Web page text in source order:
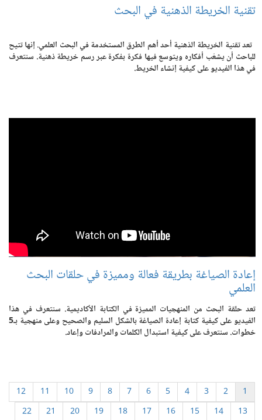
تقنية الخريطة الذهنية في البحث
تعد تقنية الخريطة الذهنية أحد أهم الطرق المستخدمة في البحث العلمي. إنها تتيح
للباحث أن يشعّب أفكاره ويتوسع فيها فكرة بفكرة عبر رسم خريطة ذهنية. سنتعرف
في هذا الفيديو على كيفية إنشاء الخريط.
إعادة الصياغة بطريقة فعالة ومميزة في حلقات البحث
العلمي
تعد حلقة البحث من المنهجيات المميزة في الكتابة الأكاديمية. سنتعرف في هذا
الفيديو على كيفية كتابة إعادة الصياغة بالشكل السليم والصحيح وعلى منهجية بـ5
خطوات. سنتعرف على كيفية استبدال الكلمات والمرادفات وإعاد.
1
2
3
4
5
6
7
8
9
10
11
12
13
14
15
16
17
18
19
20
21
22